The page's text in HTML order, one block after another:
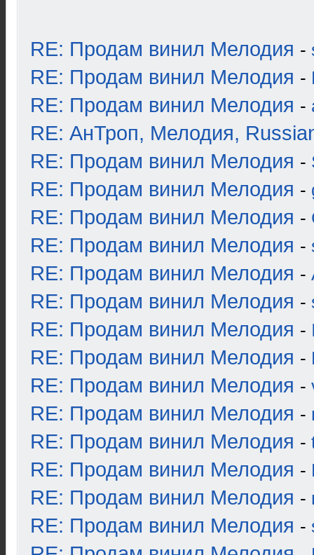
RE: Продам винил Мелодия -
RE: Продам винил Мелодия -
RE: Продам винил Мелодия -
RE: АнТроп, Мелодия,
RE: Продам винил Мелодия -
RE: Продам винил Мелодия -
RE: Продам винил Мелодия -
RE: Продам винил Мелодия -
RE: Продам винил Мелодия -
RE: Продам винил Мелодия -
RE: Продам винил Мелодия -
RE: Продам винил Мелодия -
RE: Продам винил Мелодия -
RE: Продам винил Мелодия -
RE: Продам винил Мелодия -
RE: Продам винил Мелодия -
RE: Продам винил Мелодия -
RE: Продам винил Мелодия -